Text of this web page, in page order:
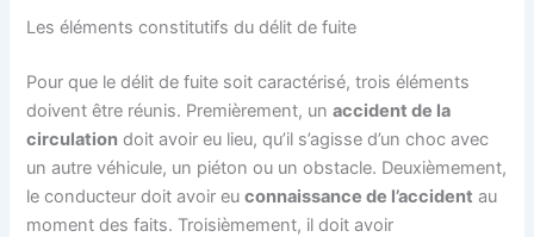
Les éléments constitutifs du délit de fuite
Pour que le délit de fuite soit caractérisé, trois éléments
doivent être réunis. Premièrement, unaccident de la
circulation doit avoir eu lieu, qu’il s’agisse d’un choc avec
un autre véhicule, un piéton ou un obstacle. Deuxièmement,
le conducteur doit avoir euconnaissance de l’accident au
moment des faits. Troisièmement, il doit avoir